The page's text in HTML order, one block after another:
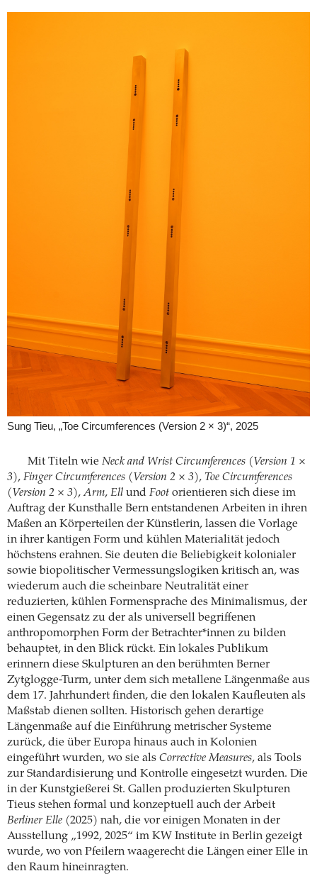
Sung Tieu, „Toe Circumferences (Version 2 × 3)“, 2025
Mit Titeln wie Neck and Wrist Circumferences (Version 1 ×
3), Finger Circumferences (Version 2 × 3), Toe Circumferences
(Version 2 × 3),Arm, Ell und Foot orientieren sich diese im
Auftrag der Kunsthalle Bern entstandenen Arbeiten in ihren
Maßen an Körperteilen der Künstlerin, lassen die Vorlage
in ihrer kantigen Form und kühlen Materialität jedoch
höchstens erahnen. Sie deuten die Beliebigkeit kolonialer
sowie biopolitischer Vermessungslogiken kritisch an, was
wiederum auch die scheinbare Neutralität einer
reduzierten, kühlen Formensprache des Minimalismus, der
einen Gegensatz zu der als universell begriffenen
anthropomorphen Form der Betrachter*innen zu bilden
behauptet, in den Blick rückt. Ein lokales Publikum
erinnern diese Skulpturen an den berühmten Berner
Zytglogge-Turm, unter dem sich metallene Längenmaße aus
dem 17. Jahrhundert finden, die den lokalen Kaufleuten als
Maßstab dienen sollten. Historisch gehen derartige
Längenmaße auf die Einführung metrischer Systeme
zurück, die über Europa hinaus auch in Kolonien
eingeführt wurden, wo sie als Corrective Measures, als Tools
zur Standardisierung und Kontrolle eingesetzt wurden. Die
in der Kunstgießerei St. Gallen produzierten Skulpturen
Tieus stehen formal und konzeptuell auch der Arbeit
Berliner Elle (2025) nah, die vor einigen Monaten in der
Ausstellung „1992, 2025“ im KW Institute in Berlin gezeigt
wurde, wo von Pfeilern waagerecht die Längen einer Elle in
den Raum hineinragten.